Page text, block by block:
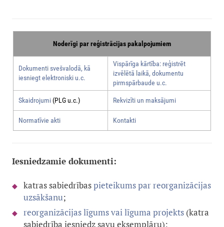
Noderīgi par reģistrācijas pakalpojumiem
Dokumenti svešvalodā, kā
iesniegt elektroniski u.c.
Vispārīga kārtība: reģistrēt
izvēlētā laikā, dokumentu
pirmspārbaude u.c.
Skaidrojumi(PLG u.c.) Rekvizīti un maksājumi
Normatīvie akti Kontakti
Iesniedzamie dokumenti:
katras sabiedrībaspieteikums par reorganizācijas
uzsākšanu;
reorganizācijas līgums vai līguma projekts (katra
sabiedrība iesniedz savu eksemplāru);